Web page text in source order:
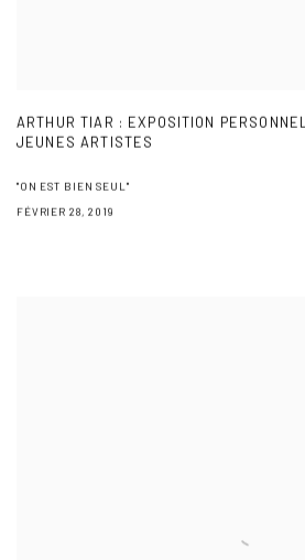
ARTHUR TIAR : EXPOSITION
JEUNES ARTISTES
"ON EST BIEN SEUL"
FÉVRIER 28, 2019